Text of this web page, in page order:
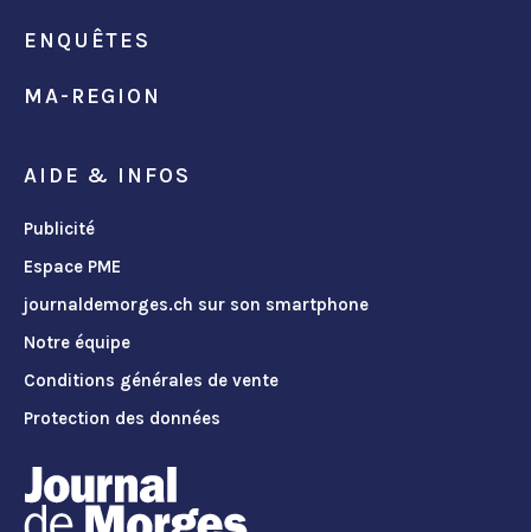
ENQUÊTES
MA-REGION
AIDE & INFOS
Publicité
Espace PME
journaldemorges.ch sur son smartphone
Notre équipe
Conditions générales de vente
Protection des données